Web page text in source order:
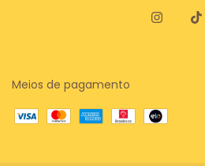
Meios de pagamento